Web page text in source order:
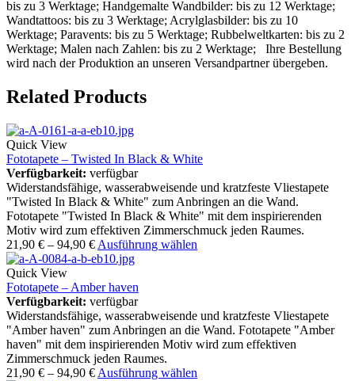
bis zu 3 Werktage; Handgemalte Wandbilder: bis zu 12 Werktage;
Wandtattoos: bis zu 3 Werktage; Acrylglasbilder: bis zu 10
Werktage; Paravents: bis zu 5 Werktage; Rubbelweltkarten: bis zu 2
Werktage; Malen nach Zahlen: bis zu 2 Werktage; Ihre Bestellung
wird nach der Produktion an unseren Versandpartner übergeben.
Related Products
Quick View
Fototapete – Twisted In Black & White
Verfügbarkeit: verfügbar
Widerstandsfähige, wasserabweisende und kratzfeste Vliestapete
"Twisted In Black & White" zum Anbringen an die Wand.
Fototapete "Twisted In Black & White" mit dem inspirierenden
Motiv wird zum effektiven Zimmerschmuck jeden Raumes.
21,90 € – 94,90 € Ausführung wählen
Quick View
Fototapete – Amber haven
Verfügbarkeit: verfügbar
Widerstandsfähige, wasserabweisende und kratzfeste Vliestapete
"Amber haven" zum Anbringen an die Wand. Fototapete "Amber
haven" mit dem inspirierenden Motiv wird zum effektiven
Zimmerschmuck jeden Raumes.
21,90 € – 94,90 € Ausführung wählen